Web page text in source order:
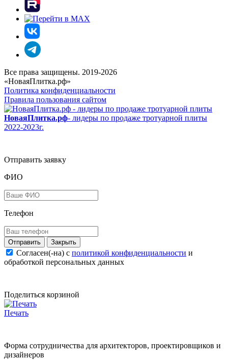
Все права защищены. 2019-2026
«НоваяПлитка.рф»
Политика конфиденциальности
Правила пользования сайтом
НоваяПлитка.рф- лидеры по продаже тротуарной плиты
2022-2023г.
Отправить заявку
ФИО
Телефон
Закрыть
Согласен(-на) c политикой конфиденциальности и
обработкой персональных данных
Поделиться корзиной
Печать
Форма сотрудничества для архитекторов, проектировщиков и
дизайнеров